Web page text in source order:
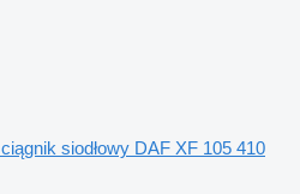
ciągnik siodłowy DAF XF 105 410